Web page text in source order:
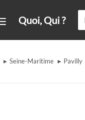
Quoi, Qui ?
▸ Seine-Maritime ▸ Pavilly